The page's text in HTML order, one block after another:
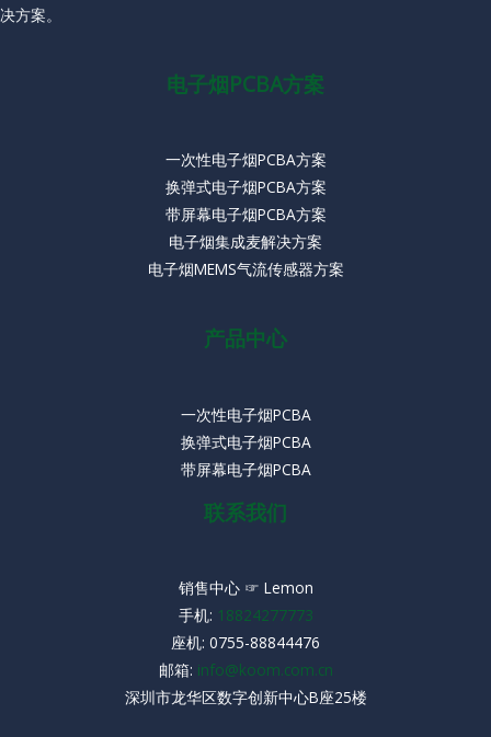
决方案。
电子烟PCBA方案
一次性电子烟PCBA方案
换弹式电子烟PCBA方案
带屏幕电子烟PCBA方案
电子烟集成麦解决方案
电子烟MEMS气流传感器方案
产品中心
一次性电子烟PCBA
换弹式电子烟PCBA
带屏幕电子烟PCBA
联系我们
销售中心 ☞ Lemon
手机: 18824277773
座机: 0755-88844476
邮箱: info@koom.com.cn
深圳市龙华区数字创新中心B座25楼